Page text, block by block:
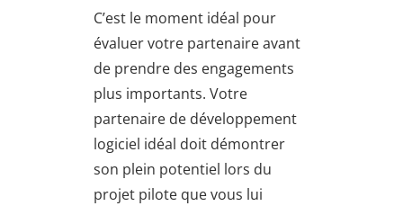
C’est le moment idéal pour
évaluer votre partenaire avant
de prendre des engagements
plus importants. Votre
partenaire de développement
logiciel idéal doit démontrer
son plein potentiel lors du
projet pilote que vous lui